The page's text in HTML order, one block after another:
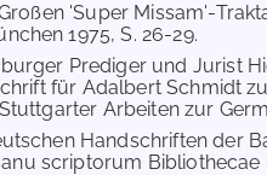
'Super Missam'-
1975, S. 26-29.
Prediger und Jurist
für Adalbert Schmidt
Arbeiten zur
Handschriften der
scriptorum Bibliothecae